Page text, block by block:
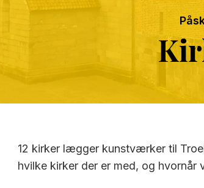
12 kirker lægger kunstværker til
hvilke kirker der er med, og hvornår